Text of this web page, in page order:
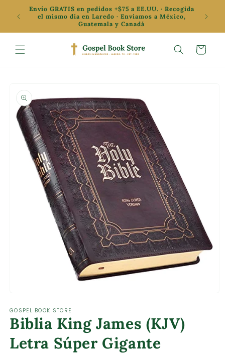
directamente
al contenido
Envío GRATIS en pedidos +$75 a EE.UU. · Recogida
el mismo día en Laredo · Enviamos a México,
Guatemala y Canadá
Carrito
información
del producto
multimedia
1
en
ventana
modal
GOSPEL BOOK STORE
Biblia King James (KJV)
Letra Súper Gigante